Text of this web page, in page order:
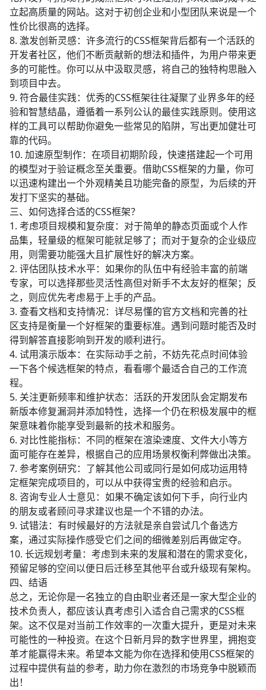
立起高质量的网站。这对于初创企业和小型团队来说是一个
性价比很高的选择。
8. 激发创新灵感：许多流行的CSS框架背后都有一个活跃的
开发者社区，他们不断贡献新的想法和插件，为用户带来更
多的可能性。你可以从中汲取灵感，将自己的独特构思融入
到项目中去。
9. 符合最佳实践：优秀的CSS框架往往凝聚了业界多年的经
验和智慧结晶，遵循着一系列公认的最佳实践原则。使用这
样的工具可以帮助你避免一些常见的陷阱，写出更加健壮可
靠的代码。
10. 加速原型制作：在项目初期阶段，快速搭建起一个可用
的模型对于验证概念至关重要。借助CSS框架的力量，你可
以迅速构建出一个外观精美且功能完备的原型，为后续的开
发打下坚实的基础。
三、如何选择合适的CSS框架？
1. 考虑项目规模和复杂度：对于简单的静态页面或个人作
品集，轻量级的框架可能就足够了；而对于复杂的企业级应
用，则需要功能强大且扩展性好的解决方案。
2. 评估团队技术水平：如果你的队伍中有经验丰富的前端
专家，可以选择那些灵活性高但对新手不太友好的框架；反
之，则应优先考虑易于上手的产品。
3. 查看文档和支持情况：详尽易懂的官方文档和完善的社
区支持是衡量一个好框架的重要标准。遇到问题时能否及时
得到解答直接影响到开发的顺利进行。
4. 试用演示版本：在实际动手之前，不妨先花点时间体验
一下各个候选框架的特点，看看哪个最适合自己的工作流
程。
5. 关注更新频率和维护状态：活跃的开发团队会定期发布
新版本修复漏洞并添加特性，选择一个仍在积极发展中的框
架意味着你能享受到最新的技术和服务。
6. 对比性能指标：不同的框架在渲染速度、文件大小等方
面可能存在差异，根据自己的应用场景权衡利弊做出决策。
7. 参考案例研究：了解其他公司或同行是如何成功运用特
定框架完成项目的，可以从中获得宝贵的经验和启示。
8. 咨询专业人士意见：如果不确定该如何下手，向行业内
的朋友或者顾问寻求建议也是一个不错的办法。
9. 试错法：有时候最好的方法就是亲自尝试几个备选方
案，通过实际操作感受它们之间的细微差别后再做定夺。
10. 长远规划考量：考虑到未来的发展和潜在的需求变化，
预留足够的空间以便日后迁移至其他平台或升级现有架构。
四、结语
总之，无论你是一名独立的自由职业者还是一家大型企业的
技术负责人，都应该认真考虑引入适合自己需求的CSS框
架。这不仅是对当前工作效率的一次重大提升，更是对未来
可能性的一种投资。在这个日新月异的数字世界里，拥抱变
革才能赢得未来。希望本文能为你在选择和使用CSS框架的
过程中提供有益的参考，助力你在激烈的市场竞争中脱颖而
出！